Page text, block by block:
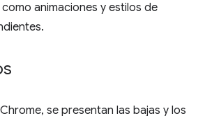
animaciones y estilos de
se presentan las bajas y los